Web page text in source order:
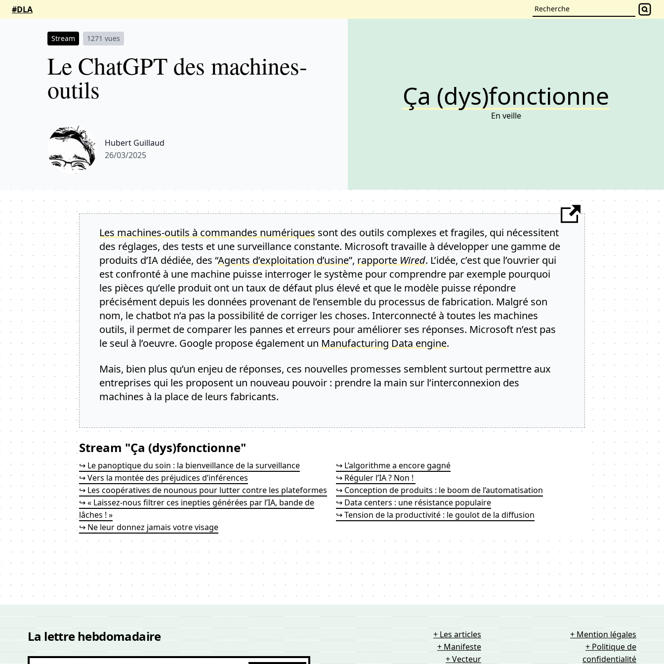
#DLA
Stream 1271 vues
Le ChatGPT des machines-
outils
Hubert Guillaud
26/03/2025
Ça (dys)fonctionne
En veille
Les machines-outils à commandes numériques sont des outils complexes et fragiles, qui nécessitent
des réglages, des tests et une surveillance constante. Microsoft travaille à développer une gamme de
produits d’IA dédiée, des “Agents d’exploitation d’usine”, rapporte Wired. L’idée, c’est que l’ouvrier qui
est confronté à une machine puisse interroger le système pour comprendre par exemple pourquoi
les pièces qu’elle produit ont un taux de défaut plus élevé et que le modèle puisse répondre
précisément depuis les données provenant de l’ensemble du processus de fabrication. Malgré son
nom, le chatbot n’a pas la possibilité de corriger les choses. Interconnecté à toutes les machines
outils, il permet de comparer les pannes et erreurs pour améliorer ses réponses. Microsoft n’est pas
le seul à l’oeuvre. Google propose également un Manufacturing Data engine.
Mais, bien plus qu’un enjeu de réponses, ces nouvelles promesses semblent surtout permettre aux
entreprises qui les proposent un nouveau pouvoir : prendre la main sur l’interconnexion des
machines à la place de leurs fabricants.
Stream "Ça (dys)fonctionne"
↪ Le panoptique du soin : la bienveillance de la surveillance
↪ Vers la montée des préjudices d’inférences
↪ Les coopératives de nounous pour lutter contre les plateformes
↪ « Laissez-nous filtrer ces inepties générées par l’IA, bande de
lâches ! »
↪ Ne leur donnez jamais votre visage
↪ L’algorithme a encore gagné
↪ Réguler l’IA ? Non !
↪ Conception de produits : le boom de l’automatisation
↪ Data centers : une résistance populaire
↪ Tension de la productivité : le goulot de la diffusion
La lettre hebdomadaire
+ Les articles
+ Manifeste
+ Vecteur
+ Mention légales
+ Politique de
confidentialité